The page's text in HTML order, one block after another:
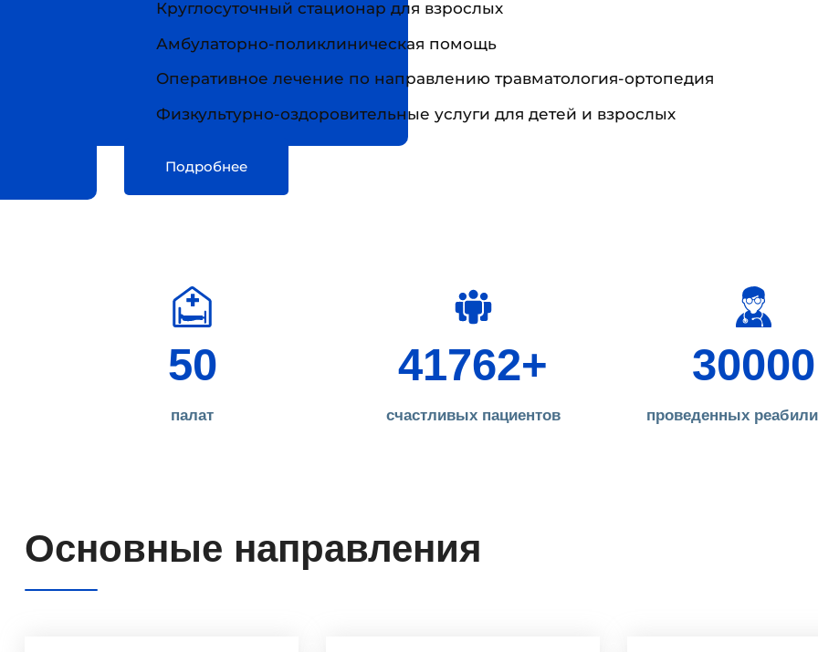
Круглосуточный стационар для взрослых
Амбулаторно-поликлиническая помощь
Оперативное лечение по направлению травматология-ортопедия
Физкультурно-оздоровительные услуги для детей и взрослых
Подробнее
50
палат
41762+
счастливых пациентов
30000
проведенных
Основные направления